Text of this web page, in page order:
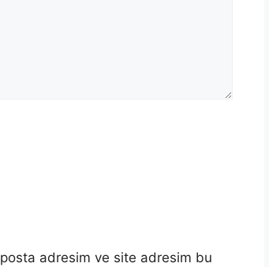
posta adresim ve site adresim bu